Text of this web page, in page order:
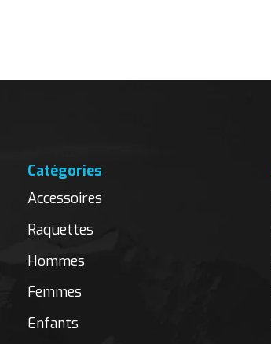
Catégories
Accessoires
Raquettes
Hommes
Femmes
Enfants